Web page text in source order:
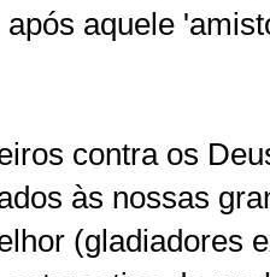
aquele
contra os
às nossas
(gladiadores